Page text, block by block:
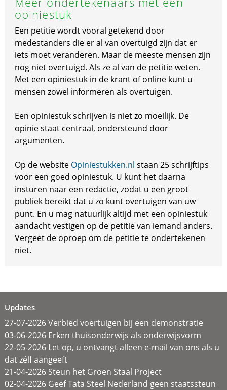
opiniestuk
Een petitie wordt vooral getekend door
medestanders die er al van overtuigd zijn dat er
iets moet veranderen. Maar de meeste mensen zijn
nog niet overtuigd. Als ze al van de petitie weten.
Met een opiniestuk in de krant of online kunt u
mensen zowel informeren als overtuigen.
Een opiniestuk schrijven is niet zo moeilijk. De
opinie staat centraal, ondersteund door
argumenten.
Op de website Opiniestukken.nl staan 25 schrijftips
voor een goed opiniestuk. U kunt het daarna
insturen naar een redactie, zodat u een groot
publiek bereikt dat u zo kunt overtuigen van uw
punt. En u mag natuurlijk altijd met een opiniestuk
aandacht vestigen op de petitie van iemand anders.
Vergeet de oproep om de petitie te ondertekenen
niet.
Updates
27-07-2026 Verbied voertuigen bij een demonstratie
03-06-2026 Erken thuisonderwijs als onderwijsvorm
22-05-2026 Let op, u ontvangt alleen e-mail van ons als u
dat zélf aangeeft
21-04-2026 Steun het Groen Staal Project
02-04-2026 Geef Tata Steel Nederland geen staatssteun